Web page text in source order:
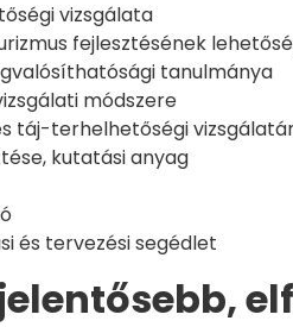
vizsgálata
fejlesztésének
tanulmánya
módszere
táj-terhelhetőségi
kutatási anyag
és tervezési segédlet